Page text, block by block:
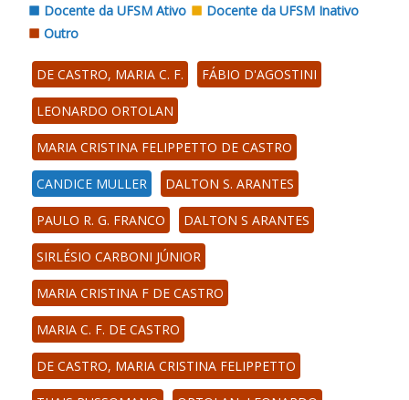
Docente da UFSM Ativo
Docente da UFSM Inativo
Outro
DE CASTRO, MARIA C. F. FÁBIO D'AGOSTINI
LEONARDO ORTOLAN
MARIA CRISTINA FELIPPETTO DE CASTRO
CANDICE MULLER DALTON S. ARANTES
PAULO R. G. FRANCO DALTON S ARANTES
SIRLÉSIO CARBONI JÚNIOR
MARIA CRISTINA F DE CASTRO
MARIA C. F. DE CASTRO
DE CASTRO, MARIA CRISTINA FELIPPETTO